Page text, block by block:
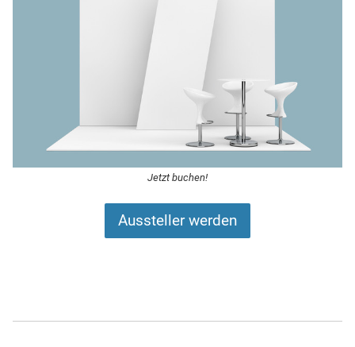
Jetzt buchen!
Aussteller werden